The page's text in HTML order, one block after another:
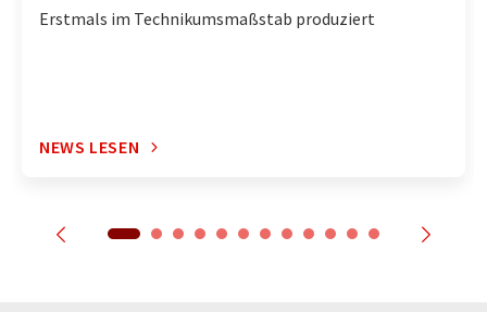
Erstmals im Technikumsmaßstab produziert
NEWS LESEN